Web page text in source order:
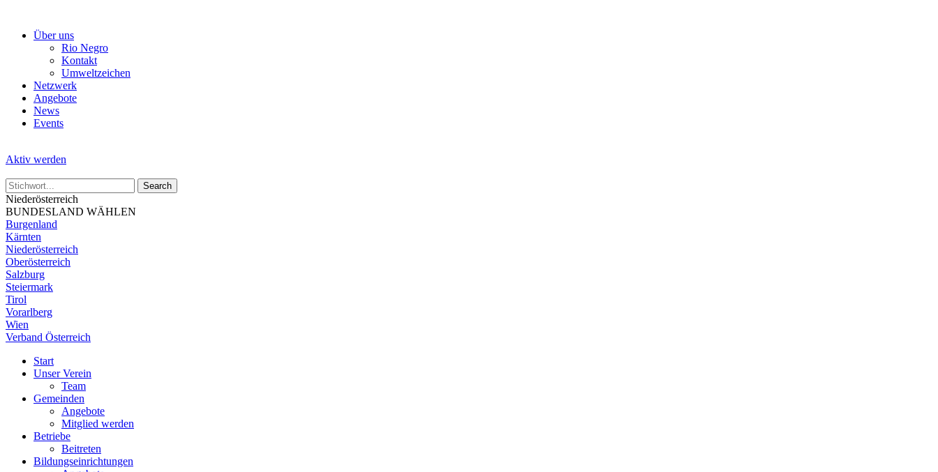
Über uns
Rio Negro
Kontakt
Umweltzeichen
Netzwerk
Angebote
News
Events
Aktiv werden
Niederösterreich
BUNDESLAND WÄHLEN
Burgenland
Kärnten
Niederösterreich
Oberösterreich
Salzburg
Steiermark
Tirol
Vorarlberg
Wien
Verband Österreich
Start
Unser Verein
Team
Gemeinden
Angebote
Mitglied werden
Betriebe
Beitreten
Bildungseinrichtungen